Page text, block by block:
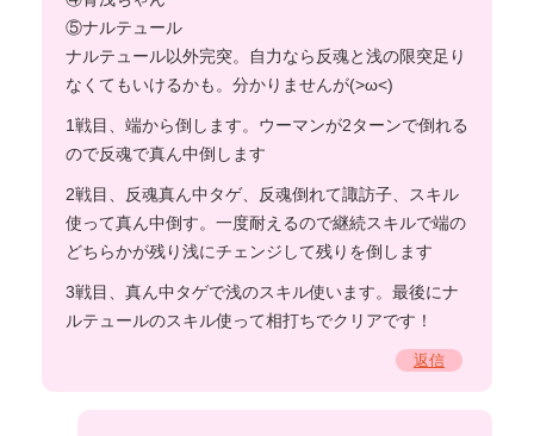
⑤ナルテュール
ナルテュール以外完突。自力なら反魂と浅の限突足り
なくてもいけるかも。分かりませんが(>ω<)
1戦目、端から倒します。ウーマンが2ターンで倒れる
ので反魂で真ん中倒します
2戦目、反魂真ん中タゲ、反魂倒れて諏訪子、スキル
使って真ん中倒す。一度耐えるので継続スキルで端の
どちらかが残り浅にチェンジして残りを倒します
3戦目、真ん中タゲで浅のスキル使います。最後にナ
ルテュールのスキル使って相打ちでクリアです！
返信